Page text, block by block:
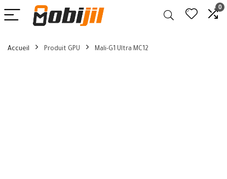
0
Accueil Produit GPU Mali-G1 Ultra MC12